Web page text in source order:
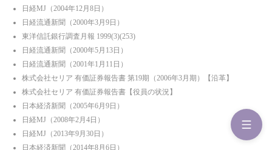
日経MJ（2004年12月8日）
日経流通新聞（2000年3月9日）
東洋信託銀行調査月報 1999(3)(253)
日経流通新聞（2000年5月13日）
日経流通新聞（2001年1月11日）
株式会社セリア 有価証券報告書 第19期（2006年3月期）【沿革】
株式会社セリア 有価証券報告書【役員の状況】
日本経済新聞（2005年6月9日）
日経MJ（2008年2月4日）
日経MJ（2013年9月30日）
日本経済新聞（2014年8月6日）